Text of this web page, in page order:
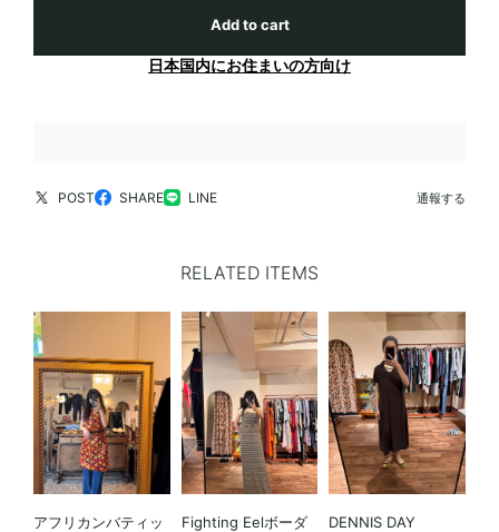
Add to cart
日本国内にお住まいの方向け
POST SHARE LINE 通報する
RELATED ITEMS
アフリカンバティッ
Fighting Eelボーダ
DENNIS DAY